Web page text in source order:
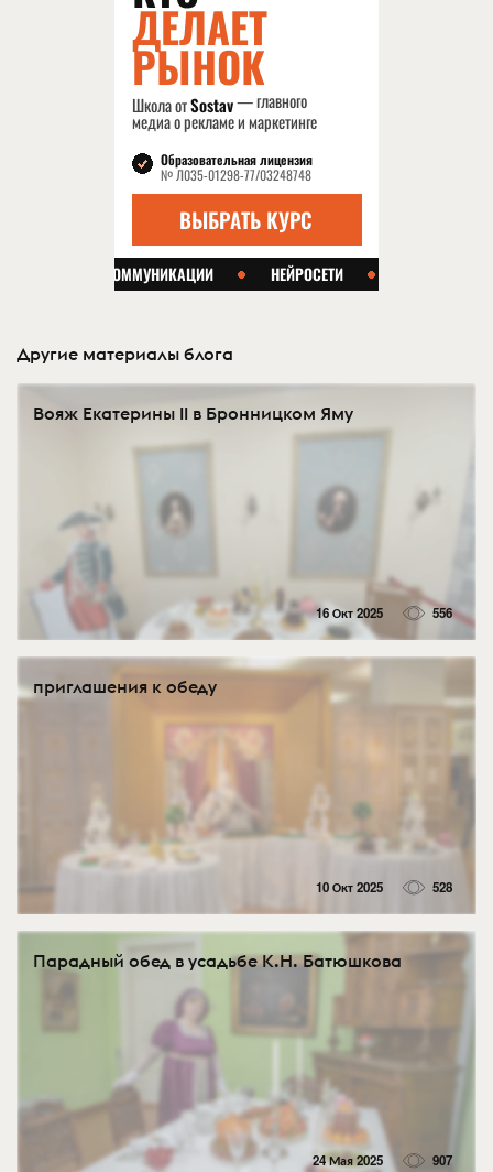
Другие материалы блога
Вояж Екатерины II в Бронницком Яму
16 Окт 2025 556
приглашения к обеду
10 Окт 2025 528
Парадный обед в усадьбе К.Н. Батюшкова
24 Мая 2025 907